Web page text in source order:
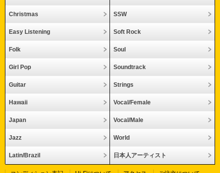
Christmas SSW
Easy Listening Soft Rock
Folk Soul
Girl Pop Soundtrack
Guitar Strings
Hawaii Vocal/Female
Japan Vocal/Male
Jazz World
Latin/Brazil 日本人アーティスト